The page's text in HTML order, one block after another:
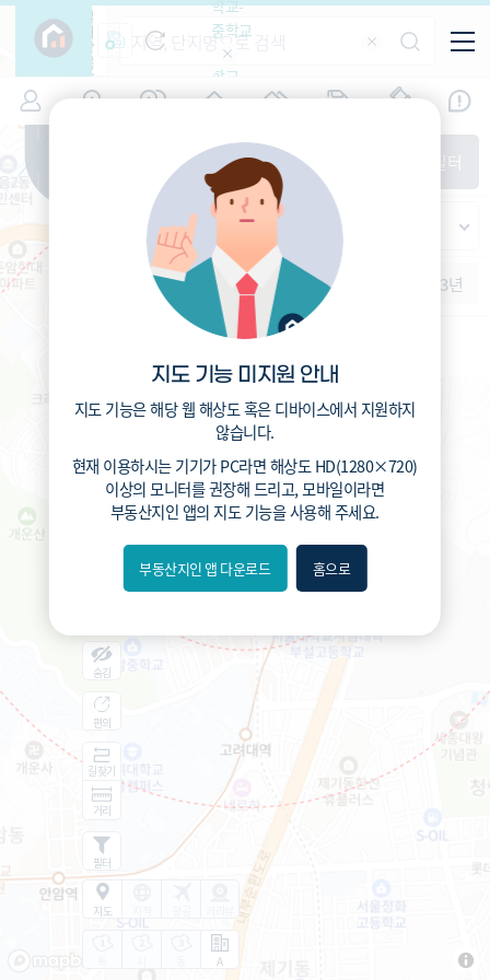
서울숭례초등학교 (공립)
총거리
287m
운전
1분
필
항
목
(7)
학교-
중학교
학교-
고등학
면적-
평형
세대
수-100
이상
서울
범례
입주년차
입주예정
25~35년
35년이상
면적
숨김
편의
길찾기
거리
필터
지도
A
시세 입주 거래 전출입
인구
주거 경매
매매 전세 단지필터
가격
가격
범례색상기준
1개월 3개월 6개월 1년 3년
지도 기능 미지원 안내
지도 기능은 해당 웹 해상도 혹은 디바이스에서 지원하지
않습니다.
현재 이용하시는 기기가PC라면 해상도 HD(1280×720)
이상의 모니터를 권장해 드리고, 모바일이라면
부동산지인 앱의 지도 기능을 사용해 주세요.
부동산지인 앱 다운로드 홈으로